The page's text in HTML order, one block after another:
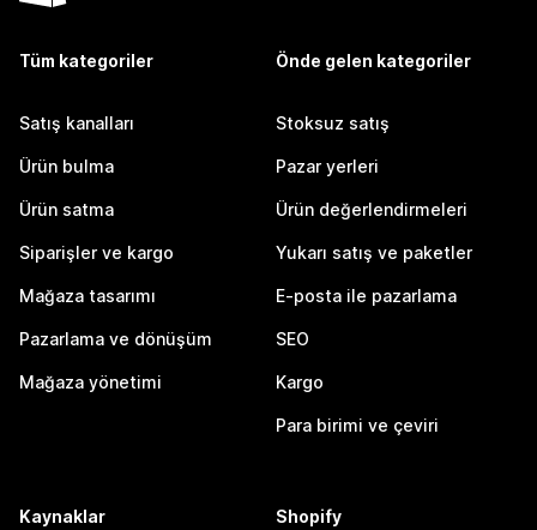
Tüm kategoriler
Satış kanalları
Ürün bulma
Ürün satma
Siparişler ve kargo
Mağaza tasarımı
Pazarlama ve dönüşüm
Mağaza yönetimi
Önde gelen kategoriler
Stoksuz satış
Pazar yerleri
Ürün değerlendirmeleri
Yukarı satış ve paketler
E-posta ile pazarlama
SEO
Kargo
Para birimi ve çeviri
Kaynaklar Shopify